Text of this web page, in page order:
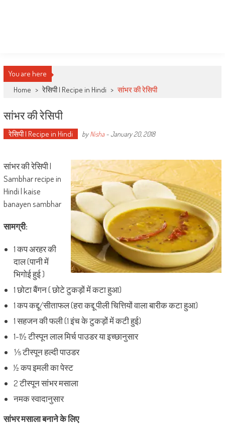
You are here
Home > रेसिपी | Recipe in Hindi > सांभर की रेसिपी
सांभर की रेसिपी
रेसिपी | Recipe in Hindi byNisha-January 20, 2018
सांभर की रेसिपी |
Sambhar recipe in
Hindi | kaise
banayen sambhar
सामग्री:
1 कप अरहर की
दाल (पानी में
भिगोई हुई )
1 छोटा बैंगन ( छोटे टुकड़ों में कटा हुआ)
1 कप कद्दू/सीताफल (हरा कद्दू पीली चित्तियों वाला बारीक कटा हुआ)
1 सहजन की फली (1 इंच के टुकड़ों में कटी हुई)
1-1½ टीस्पून लाल मिर्च पाउडर या इच्छानुसार
⅕ टीस्पून हल्दी पाउडर
½ कप इमली का पेस्ट
2 टीस्पून सांभर मसाला
नमक स्वादानुसार
सांभर मसाला बनाने के लिए